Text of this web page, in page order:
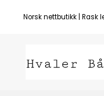
Hopp til innhold
Norsk nettbutikk | Rask